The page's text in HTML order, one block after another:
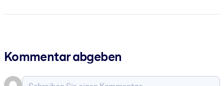
Kommentar abgeben